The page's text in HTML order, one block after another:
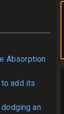
Absorption
add its
an